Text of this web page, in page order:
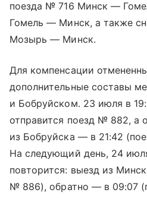
поезда № 716 Минск —
Гомель — Минск, а также
Мозырь — Минск.
Для компенсации
дополнительные составы
и Бобруйском. 23 июля в
отправится поезд № 882, а
из Бобруйска — в 21:42
На следующий день, 24
повторится: выезд из
№ 886), обратно — в 09:07